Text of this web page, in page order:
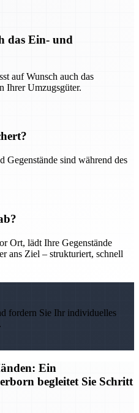
das Ein- und
auf Wunsch auch das
Ihrer Umzugsgüter.
Gegenstände sind während des
Ort, lädt Ihre Gegenstände
ans Ziel – strukturiert, schnell
fordern Sie Ihr individuelles
Ein
begleitet Sie Schritt